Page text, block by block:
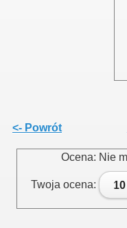
<- Powrót
Ocena: Nie
Twoja ocena: